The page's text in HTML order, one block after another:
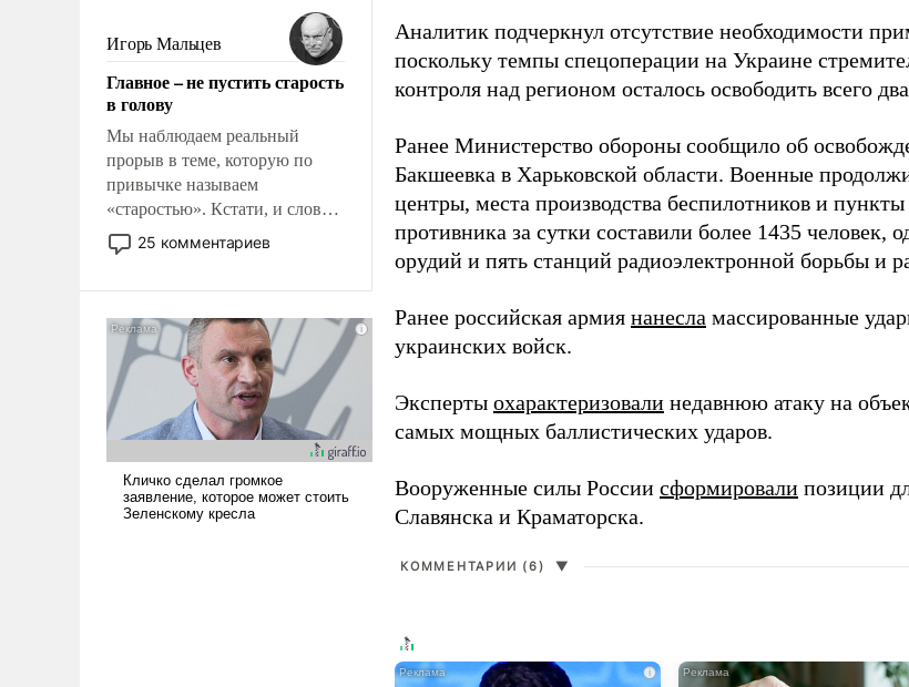
консультирует Киев, пришла в
голову мысль: хорошо бы
продемонстрировать, что
Украина вступила в
вооруженное противостояние
с Ираном.
Игорь Мальцев
Главное – не пустить старость
в голову
Мы наблюдаем реальный
прорыв в теме, которую по
привычке называем
«старостью». Кстати, и слово-
то это уже стараются не
использовать – так же, как
что оно уже несет негативные
коннотации.
25 комментариев
Аналитик подчеркнул отсутствие необходимости
поскольку темпы спецоперации на Украине
контроля над регионом осталось освободить всего
Ранее Министерство обороны сообщило об
Бакшеевка в Харьковской области. Военные
центры, места производства беспилотников и
противника за сутки составили более 1435 человек,
орудий и пять станций радиоэлектронной борьбы и
Ранее российская армия нанесла массированные
украинских войск.
Эксперты охарактеризовали недавнюю атаку на
самых мощных баллистических ударов.
Вооруженные силы России сформировали позиции
Славянска и Краматорска.
КОММЕНТАРИИ (6) ▼
i